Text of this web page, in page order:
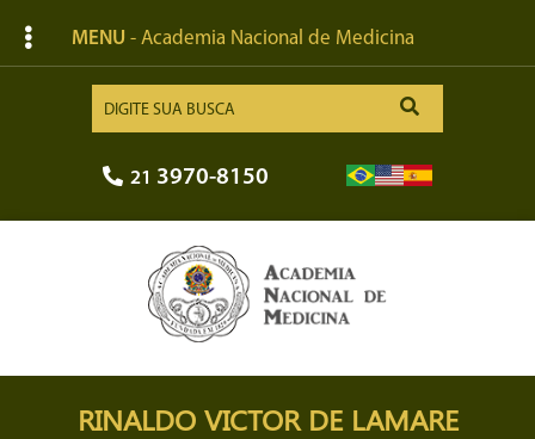
MENU - Academia Nacional de Medicina
21 3970-8150
RINALDO VICTOR DE LAMARE